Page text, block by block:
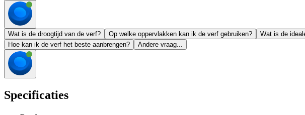
Wat is de droogtijd van de verf? Op welke oppervlakken kan ik de verf gebruiken? Wat is de
Hoe kan ik de verf het beste aanbrengen?
Andere vraag...
Specificaties